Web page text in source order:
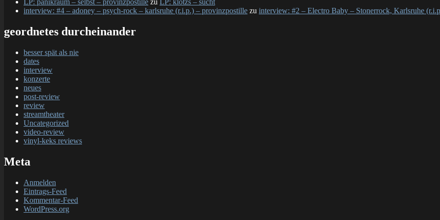
LP: panikraum – selbst – provinzpostille zu
LP: klotzs – sucht
interview: #4 – adoney – psych-rock – karlsruhe (r.i.p.) – provinzpostille zu interview: #2 – Electro Baby – Stonerrock, Karlsruhe
geordnetes durcheinander
besser spät als nie
dates
interview
konzerte
neues
post-review
review
streamtheater
Uncategorized
video-review
vinyl-keks reviews
Meta
Anmelden
Eintrags-Feed
Kommentar-Feed
WordPress.org